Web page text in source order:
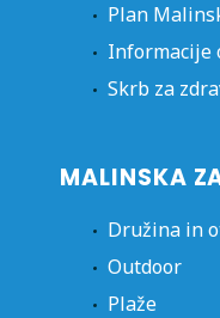
Plan
Informacije
Skrb za
MALINSKA
Družina in
Outdoor
Plaže